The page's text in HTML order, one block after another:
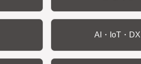
AI・IoT・DX